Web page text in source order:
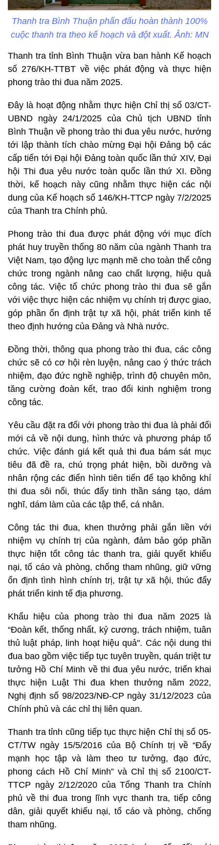
Thanh tra Bình Thuận phấn đấu hoàn thành 100%
cuộc thanh tra theo kế hoạch và đột xuất. Ảnh: MN
Thanh tra tỉnh Bình Thuận vừa ban hành Kế hoạch
số 276/KH-TTBT về việc phát động và thực hiện
phong trào thi đua năm 2025.
Đây là hoạt động nhằm thực hiện Chỉ thị số 03/CT-
UBND ngày 24/1/2025 của Chủ tịch UBND tỉnh
Bình Thuận về phong trào thi đua yêu nước, hướng
tới lập thành tích chào mừng Đại hội Đảng bộ các
cấp tiến tới Đại hội Đảng toàn quốc lần thứ XIV, Đại
hội Thi đua yêu nước toàn quốc lần thứ XI. Đồng
thời, kế hoạch này cũng nhằm thực hiện các nội
dung của Kế hoạch số 146/KH-TTCP ngày 7/2/2025
của Thanh tra Chính phủ.
Phong trào thi đua được phát động với mục đích
phát huy truyền thống 80 năm của ngành Thanh tra
Việt Nam, tạo động lực mạnh mẽ cho toàn thể công
chức trong ngành nâng cao chất lượng, hiệu quả
công tác. Việc tổ chức phong trào thi đua sẽ gắn
với việc thực hiện các nhiệm vụ chính trị được giao,
góp phần ổn định trật tự xã hội, phát triển kinh tế
theo định hướng của Đảng và Nhà nước.
Đồng thời, thông qua phong trào thi đua, các công
chức sẽ có cơ hội rèn luyện, nâng cao ý thức trách
nhiệm, đạo đức nghề nghiệp, trình độ chuyên môn,
tăng cường đoàn kết, trao đổi kinh nghiệm trong
công tác.
Yêu cầu đặt ra đối với phong trào thi đua là phải đổi
mới cả về nội dung, hình thức và phương pháp tổ
chức. Việc đánh giá kết quả thi đua bám sát mục
tiêu đã đề ra, chú trọng phát hiện, bồi dưỡng và
nhân rộng các điển hình tiên tiến để tạo không khí
thi đua sôi nổi, thúc đẩy tinh thần sáng tạo, dám
nghĩ, dám làm của các tập thể, cá nhân.
Công tác thi đua, khen thưởng phải gắn liền với
nhiệm vụ chính trị của ngành, đảm bảo góp phần
thực hiện tốt công tác thanh tra, giải quyết khiếu
nại, tố cáo và phòng, chống tham nhũng, giữ vững
ổn định tình hình chính trị, trật tự xã hội, thúc đẩy
phát triển kinh tế địa phương.
Khẩu hiệu của phong trào thi đua năm 2025 là
“Đoàn kết, thống nhất, kỷ cương, trách nhiệm, tuân
thủ luật pháp, linh hoạt hiệu quả". Các nội dung thi
đua bao gồm việc tiếp tục tuyên truyền, quán triệt tư
tưởng Hồ Chí Minh về thi đua yêu nước, triển khai
thực hiện Luật Thi đua khen thưởng năm 2022,
Nghị định số 98/2023/NĐ-CP ngày 31/12/2023 của
Chính phủ và các chỉ thị liên quan.
Thanh tra tỉnh cũng tiếp tục thực hiện Chỉ thị số 05-
CT/TW ngày 15/5/2016 của Bộ Chính trị về “Đẩy
mạnh học tập và làm theo tư tưởng, đạo đức,
phong cách Hồ Chí Minh” và Chỉ thị số 2100/CT-
TTCP ngày 2/12/2020 của Tổng Thanh tra Chính
phủ về thi đua trong lĩnh vực thanh tra, tiếp công
dân, giải quyết khiếu nại, tố cáo và phòng, chống
tham nhũng.